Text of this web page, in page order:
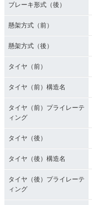
ブレーキ形式（後）
懸架方式（前）
懸架方式（後）
タイヤ（前）
タイヤ（前）構造名
タイヤ（前）プライレーテ
ィング
タイヤ（後）
タイヤ（後）構造名
タイヤ（後）プライレーテ
ィング